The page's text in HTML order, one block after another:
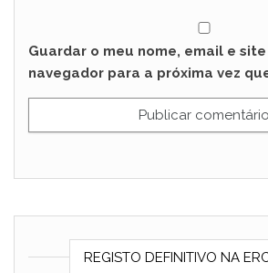
Guardar o meu nome, email e
navegador para a próxima vez
REGISTO DEFINITIVO NA